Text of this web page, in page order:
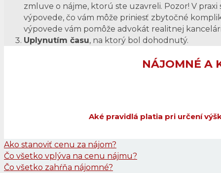
zmluve o nájme, ktorú ste uzavreli. Pozor! V
výpovede, čo vám môže priniesť zbytočné
výpovede vám pomôže advokát realitnej
Uplynutím času, na ktorý bol dohodnutý.
NÁJOMNÉ A
Aké pravidlá platia pri určení
Ako stanoviť cenu za nájom?
Čo všetko vplýva na cenu nájmu?
Čo všetko zahŕňa nájomné?